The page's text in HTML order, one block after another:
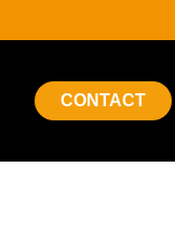
CONTACT